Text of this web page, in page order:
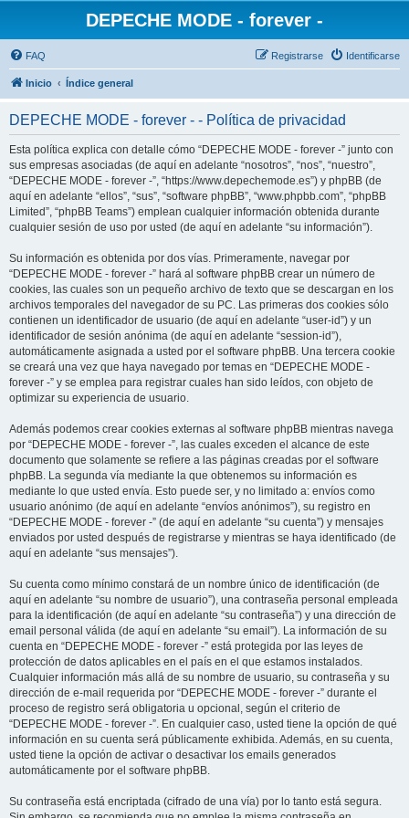
DEPECHE MODE - forever -
FAQ Identificarse
Registrarse
Inicio Índice general
DEPECHE MODE - forever - - Política de privacidad
Esta política explica con detalle cómo “DEPECHE MODE - forever -” junto con
sus empresas asociadas (de aquí en adelante “nosotros”, “nos”, “nuestro”,
“DEPECHE MODE - forever -”, “https://www.depechemode.es”) y phpBB (de
aquí en adelante “ellos”, “sus”, “software phpBB”, “www.phpbb.com”, “phpBB
Limited”, “phpBB Teams”) emplean cualquier información obtenida durante
cualquier sesión de uso por usted (de aquí en adelante “su información”).
Su información es obtenida por dos vías. Primeramente, navegar por
“DEPECHE MODE - forever -” hará al software phpBB crear un número de
cookies, las cuales son un pequeño archivo de texto que se descargan en los
archivos temporales del navegador de su PC. Las primeras dos cookies sólo
contienen un identificador de usuario (de aquí en adelante “user-id”) y un
identificador de sesión anónima (de aquí en adelante “session-id”),
automáticamente asignada a usted por el software phpBB. Una tercera cookie
se creará una vez que haya navegado por temas en “DEPECHE MODE -
forever -” y se emplea para registrar cuales han sido leídos, con objeto de
optimizar su experiencia de usuario.
Además podemos crear cookies externas al software phpBB mientras navega
por “DEPECHE MODE - forever -”, las cuales exceden el alcance de este
documento que solamente se refiere a las páginas creadas por el software
phpBB. La segunda vía mediante la que obtenemos su información es
mediante lo que usted envía. Esto puede ser, y no limitado a: envíos como
usuario anónimo (de aquí en adelante “envíos anónimos”), su registro en
“DEPECHE MODE - forever -” (de aquí en adelante “su cuenta”) y mensajes
enviados por usted después de registrarse y mientras se haya identificado (de
aquí en adelante “sus mensajes”).
Su cuenta como mínimo constará de un nombre único de identificación (de
aquí en adelante “su nombre de usuario”), una contraseña personal empleada
para la identificación (de aquí en adelante “su contraseña”) y una dirección de
email personal válida (de aquí en adelante “su email”). La información de su
cuenta en “DEPECHE MODE - forever -” está protegida por las leyes de
protección de datos aplicables en el país en el que estamos instalados.
Cualquier información más allá de su nombre de usuario, su contraseña y su
dirección de e-mail requerida por “DEPECHE MODE - forever -” durante el
proceso de registro será obligatoria u opcional, según el criterio de
“DEPECHE MODE - forever -”. En cualquier caso, usted tiene la opción de qué
información en su cuenta será públicamente exhibida. Además, en su cuenta,
usted tiene la opción de activar o desactivar los emails generados
automáticamente por el software phpBB.
Su contraseña está encriptada (cifrado de una vía) por lo tanto está segura.